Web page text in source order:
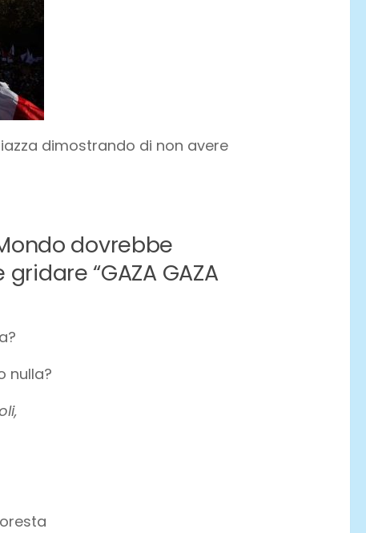
dimostrando di non avere
dovrebbe
“GAZA GAZA
nulla?